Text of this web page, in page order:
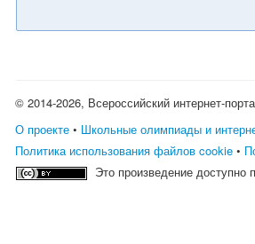
© 2014-2026, Всероссийский интернет-
О проекте • Школьные олимпиады и
Политика использования файлов cookie •
Это произведение доступно